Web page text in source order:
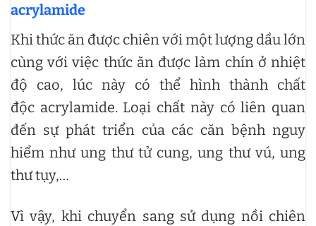
acrylamide
Khi thức ăn được chiên với một lượng dầu lớn
cùng với việc thức ăn được làm chín ở nhiệt
độ cao, lúc này có thể hình thành chất
độc acrylamide. Loại chất này có liên quan
đến sự phát triển của các căn bệnh nguy
hiểm như ung thư tử cung, ung thư vú, ung
thư tụy,…
Vì vậy, khi chuyển sang sử dụng nồi chiên